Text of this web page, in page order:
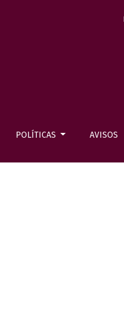
POLÍTICAS AVISOS